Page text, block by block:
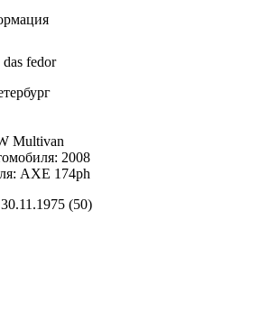
fedor
Multivan
2008
АХЕ 174рh
(50)